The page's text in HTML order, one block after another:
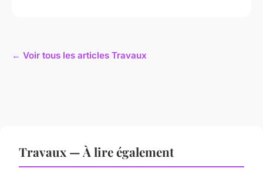
← Voir tous les articles Travaux
Travaux — À lire également